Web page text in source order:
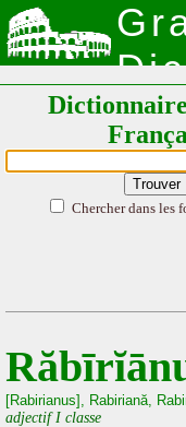
Chercher dans les
[Rabirianus], Rabiriană,
adjectif I classe